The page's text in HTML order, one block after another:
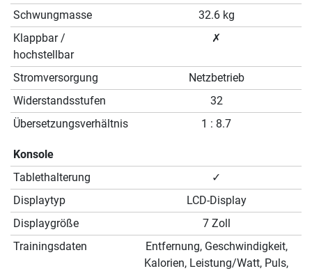
Schwungmasse
32.6 kg
Klappbar /
hochstellbar
✗
Stromversorgung
Netzbetrieb
Widerstandsstufen
32
Übersetzungsverhältnis
1 : 8.7
Konsole
Tablethalterung
✓
Displaytyp
LCD-Display
Displaygröße
7 Zoll
Trainingsdaten
Entfernung, Geschwindigkeit,
Kalorien, Leistung/Watt, Puls,